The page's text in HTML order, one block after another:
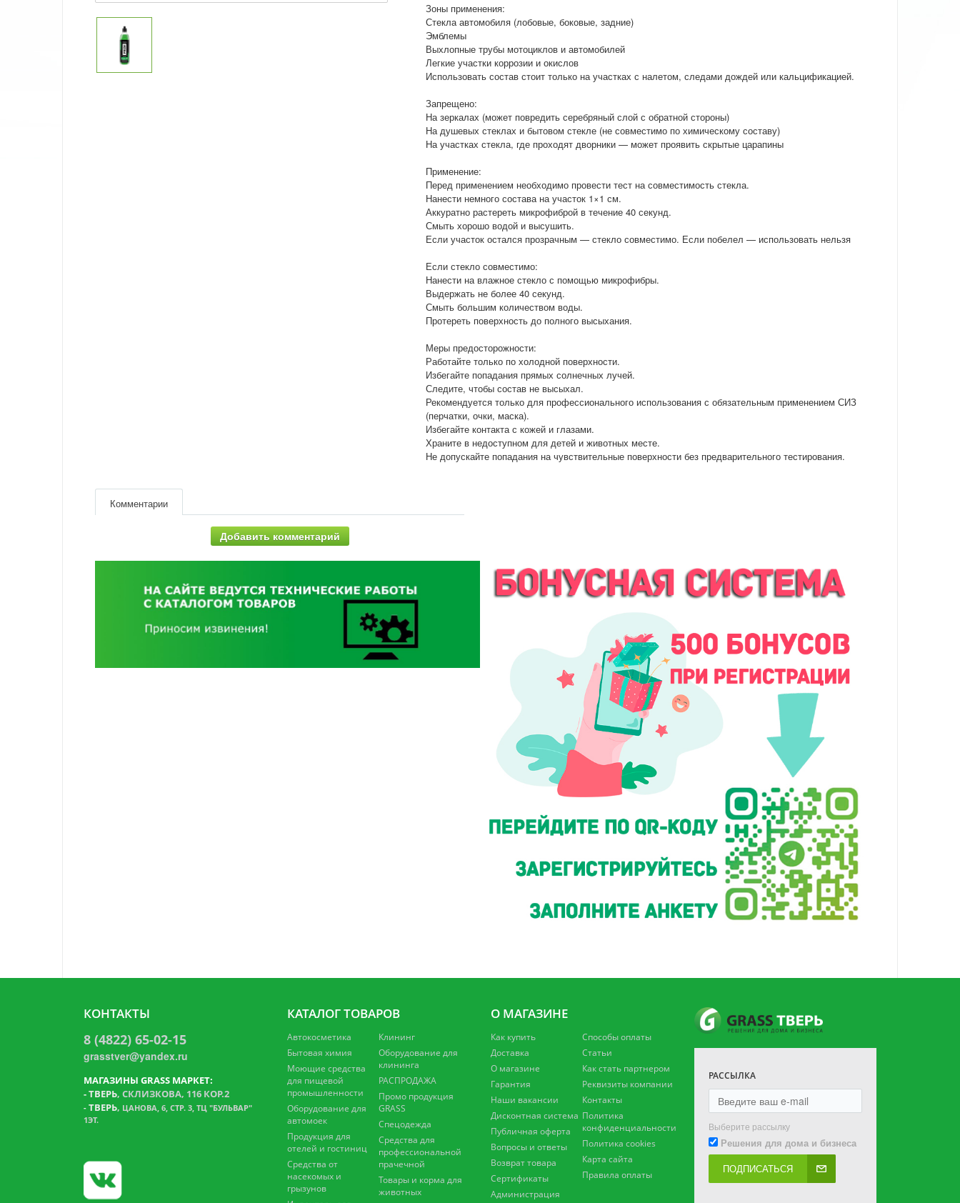
Зоны применения:
Стекла автомобиля (лобовые, боковые, задние)
Эмблемы
Выхлопные трубы мотоциклов и автомобилей
Легкие участки коррозии и окислов
Использовать состав стоит только на участках с налетом, следами дождей или кальцификацией.
Запрещено:
На зеркалах (может повредить серебряный слой с обратной стороны)
На душевых стеклах и бытовом стекле (не совместимо по химическому составу)
На участках стекла, где проходят дворники — может проявить скрытые царапины
Применение:
Перед применением необходимо провести тест на совместимость стекла.
Нанести немного состава на участок 1×1 см.
Аккуратно растереть микрофиброй в течение 40 секунд.
Смыть хорошо водой и высушить.
Если участок остался прозрачным — стекло совместимо. Если побелел — использовать нельзя
Если стекло совместимо:
Нанести на влажное стекло с помощью микрофибры.
Выдержать не более 40 секунд.
Смыть большим количеством воды.
Протереть поверхность до полного высыхания.
Меры предосторожности:
Работайте только по холодной поверхности.
Избегайте попадания прямых солнечных лучей.
Следите, чтобы состав не высыхал.
Рекомендуется только для профессионального использования с обязательным применением СИЗ
(перчатки, очки, маска).
Избегайте контакта с кожей и глазами.
Храните в недоступном для детей и животных месте.
Не допускайте попадания на чувствительные поверхности без предварительного тестирования.
Комментарии
Добавить комментарий
КОНТАКТЫ
8 (4822) 65-02-15
grasstver@yandex.ru
МАГАЗИНЫ GRASS МАРКЕТ:
-ТВЕРЬ, СКЛИЗКОВА, 116 КОР.2
- ТВЕРЬ, ЦАНОВА, 6, СТР. 3, ТЦ "БУЛЬВАР"
1ЭТ.
КАТАЛОГ ТОВАРОВ
Автокосметика
Бытовая химия
Моющие средства
для пищевой
промышленности
Оборудование для
автомоек
Продукция для
отелей и гостиниц
Средства от
насекомых и
грызунов
Клининг
Оборудование для
клининга
РАСПРОДАЖА
Промо продукция
GRASS
Спецодежда
Средства для
профессиональной
прачечной
Товары и корма для
животных
О МАГАЗИНЕ
Как купить
Доставка
О магазине
Гарантия
Наши вакансии
Дисконтная система
Публичная оферта
Вопросы и ответы
Возврат товара
Сертификаты
Администрация
Способы оплаты
Статьи
Как стать партнером
Реквизиты компании
Контакты
Политика
конфиденциальности
Политика cookies
Карта сайта
Правила оплаты
РАССЫЛКА
Выберите рассылку
Решения для дома и бизнеса
ПОДПИСАТЬСЯ